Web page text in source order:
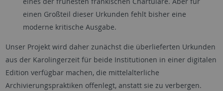
einen Großteil dieser Urkunden fehlt bisher eine
moderne kritische Ausgabe.
Unser Projekt wird daher zunächst die überlieferten Urkunden
aus der Karolingerzeit für beide Institutionen in einer digitalen
Edition verfügbar machen, die mittelalterliche
Archivierungspraktiken offenlegt, anstatt sie zu verbergen.